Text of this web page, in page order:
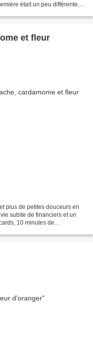
était un peu différente,
et fleur
plus de petites douceurs en
subite de financiers et un
10 minutes de